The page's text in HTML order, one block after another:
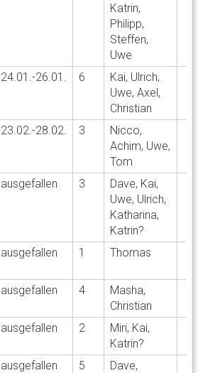
Katrin,
Philipp,
Steffen,
Uwe
24.01.-26.01. 6
Kai, Ulrich,
Uwe, Axel,
Christian
23.02.-28.02. 3
Nicco,
Achim, Uwe,
Tom
ausgefallen 3
Dave, Kai,
Uwe, Ulrich,
Katharina,
Katrin?
ausgefallen 1 Thomas
ausgefallen 4
Masha,
Christian
ausgefallen 2
Miri, Kai,
Katrin?
ausgefallen 5
Dave,